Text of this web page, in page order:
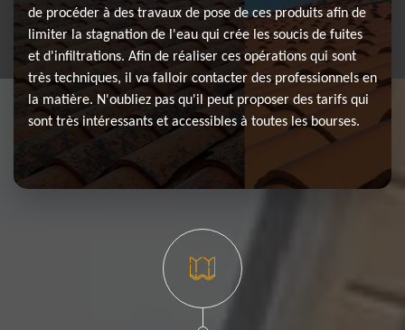
de procéder à des travaux de pose de ces produits afin de
limiter la stagnation de l'eau qui crée les soucis de fuites
et d'infiltrations. Afin de réaliser ces opérations qui sont
très techniques, il va falloir contacter des professionnels en
la matière. N'oubliez pas qu'il peut proposer des tarifs qui
sont très intéressants et accessibles à toutes les bourses.